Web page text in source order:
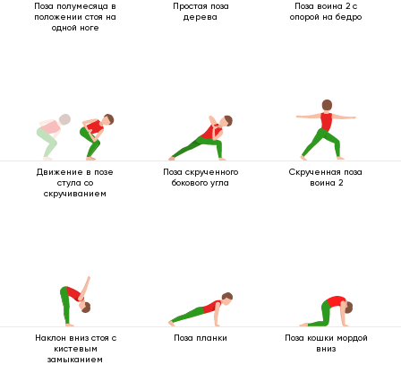
Поза полумесяца в
положении стоя на
одной ноге
Простая поза
дерева
Поза воина 2 с
опорой на бедро
Движение в позе
стула со
скручиванием
Поза скрученного
бокового угла
Скрученная поза
воина 2
Наклон вниз стоя с
кистевым
замыканием
Поза планки
Поза кошки мордой
вниз